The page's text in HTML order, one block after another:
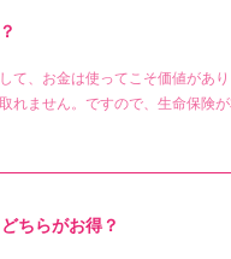
て、お金は使ってこそ価値があ
れません。ですので、生命保険
ちらがお得？